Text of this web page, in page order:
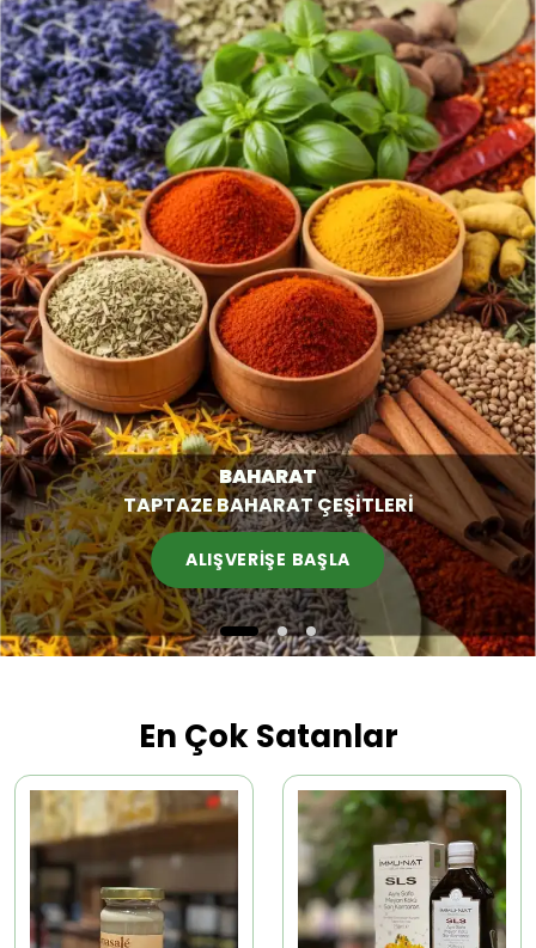
BAHARAT
TAPTAZE BAHARAT ÇEŞİTLERİ
ALIŞVERİŞE BAŞLA
En Çok Satanlar